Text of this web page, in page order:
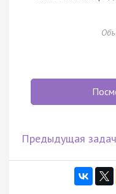
Предыдущая